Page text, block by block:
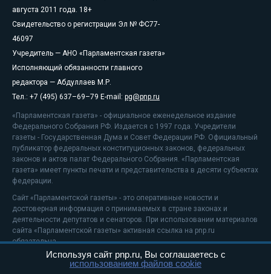
августа 2011 года. 18+
Свидетельство о регистрации Эл № ФС77-
46097
Учредитель — АНО «Парламентская газета»
Исполняющий обязанности главного
редактора — Абдуллаев М.Р.
Тел.: +7 (495) 637–69–79 E-mail: pg@pnp.ru
«Парламентская газета» - официальное еженедельное издание
Федерального Собрания РФ. Издается с 1997 года. Учредители
газеты - Государственная Дума и Совет Федерации РФ. Официальный
публикатор федеральных конституционных законов, федеральных
законов и актов палат Федерального Собрания. «Парламентская
газета» имеет пункты печати и представительства в десяти субъектах
федерации.
Сайт «Парламентской газеты» - это оперативные новости и
достоверная информация о принимаемых в стране законах и
деятельности депутатов и сенаторов. При использовании материалов
сайта «Парламентской газеты» активная ссылка на pnp.ru
обязательна.
На информационном ресурсе применяютсярекомендательные
Используя сайт pnp.ru, Вы соглашаетесь с
использованием файлов cookie